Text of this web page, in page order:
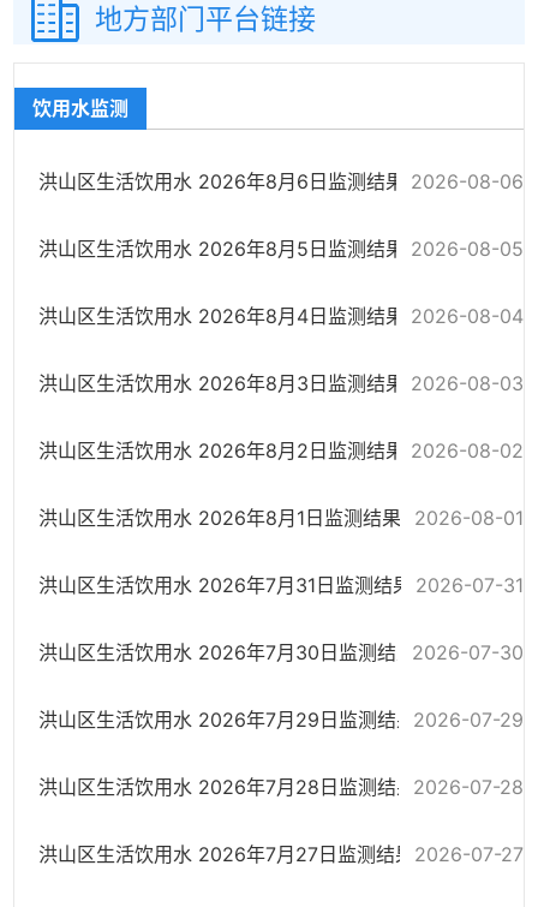
地方部门平台链接
饮用水监测
洪山区生活饮用水 2026年8月6日监测结果 2026-08-06
洪山区生活饮用水 2026年8月5日监测结果 2026-08-05
洪山区生活饮用水 2026年8月4日监测结果 2026-08-04
洪山区生活饮用水 2026年8月3日监测结果 2026-08-03
洪山区生活饮用水 2026年8月2日监测结果 2026-08-02
洪山区生活饮用水 2026年8月1日监测结果 2026-08-01
洪山区生活饮用水 2026年7月31日监测结果 2026-07-31
洪山区生活饮用水 2026年7月30日监测结果2026-07-30
洪山区生活饮用水 2026年7月29日监测结果2026-07-29
洪山区生活饮用水 2026年7月28日监测结果2026-07-28
洪山区生活饮用水 2026年7月27日监测结果 2026-07-27